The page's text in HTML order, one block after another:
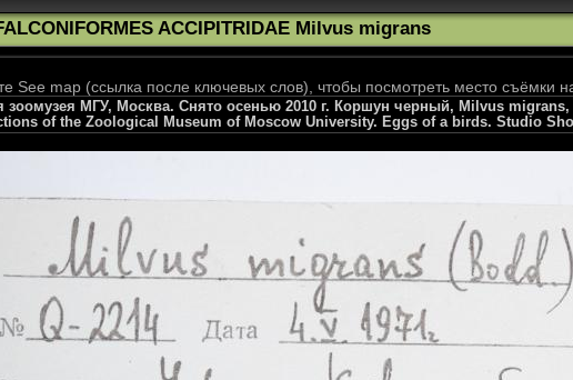
ACCIPITRIDAE Milvus migrans
See map (ссылка после ключевых слов), чтобы посмотреть место съёмки
зоомузея МГУ, Москва. Снято осенью 2010 г. Коршун черный, Milvus
of the Zoological Museum of Moscow University. Eggs of a birds. Studio